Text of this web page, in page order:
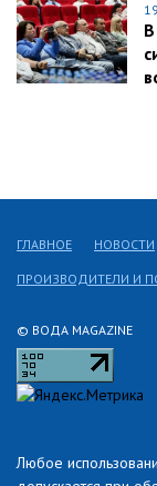
© ВОДА MAGAZINE
Любое
ГЛАВНОЕ НОВОСТИ
ПРОИЗВОДИТЕЛИ И